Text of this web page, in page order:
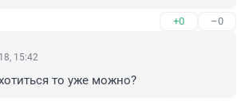
+0 –0
15:42
то уже можно?